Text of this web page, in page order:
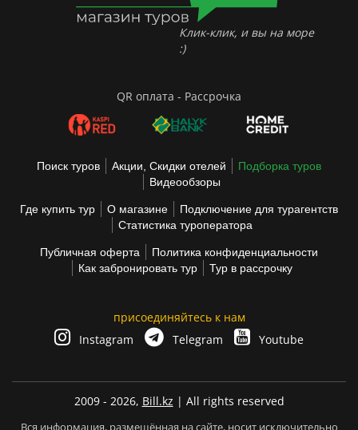
Клик-клик, и вы на море
:)
QR оплата - Рассрочка
Поиск туров Акции, Скидки отелей
Подборка туров
Видеообзоры
Где купить тур О магазине
Подключение для турагентств
Статистика туроператора
Публичная оферта
Политика конфиденциальности
Как забронировать тур
Тур в рассрочку
присоединяйтесь к нам
Instagram
Telegram Youtube
2009 - 2026, Bill.kz | All rights reserved